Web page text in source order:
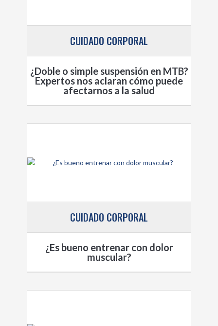
CUIDADO CORPORAL
¿Doble o simple suspensión en MTB?
Expertos nos aclaran cómo puede
afectarnos a la salud
CUIDADO CORPORAL
¿Es bueno entrenar con dolor
muscular?